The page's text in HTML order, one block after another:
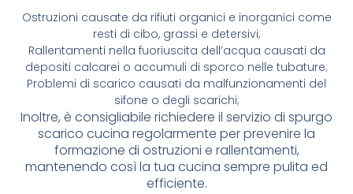
Ostruzioni causate da rifiuti organici e inorganici come
resti di cibo, grassi e detersivi;
Rallentamenti nella fuoriuscita dell’acqua causati da
depositi calcarei o accumuli di sporco nelle tubature;
Problemi di scarico causati da malfunzionamenti del
sifone o degli scarichi;
Inoltre, è consigliabile richiedere il servizio di spurgo
scarico cucina regolarmente per prevenire la
formazione di ostruzioni e rallentamenti,
mantenendo così la tua cucina sempre pulita ed
efficiente.